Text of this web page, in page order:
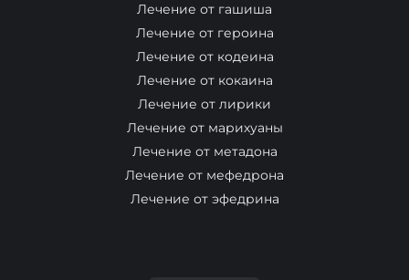
Лечение от гашиша
Лечение от героина
Лечение от кодеина
Лечение от кокаина
Лечение от лирики
Лечение от марихуаны
Лечение от метадона
Лечение от мефедрона
Лечение от эфедрина